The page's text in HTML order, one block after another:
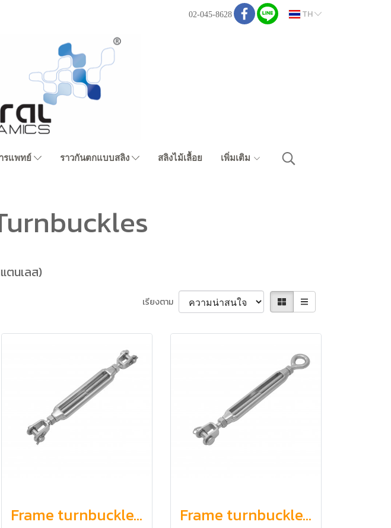
02-045-8628 TH
รแพทย์ ราวกันตกแบบสลิง สลิงไม้เลื้อย เพิ่มเติม
ตนเลส)
เรียงตาม
Frame turnbuckle, jaw and jaw (metric thread) Frame turnbuckle, jaw and eye